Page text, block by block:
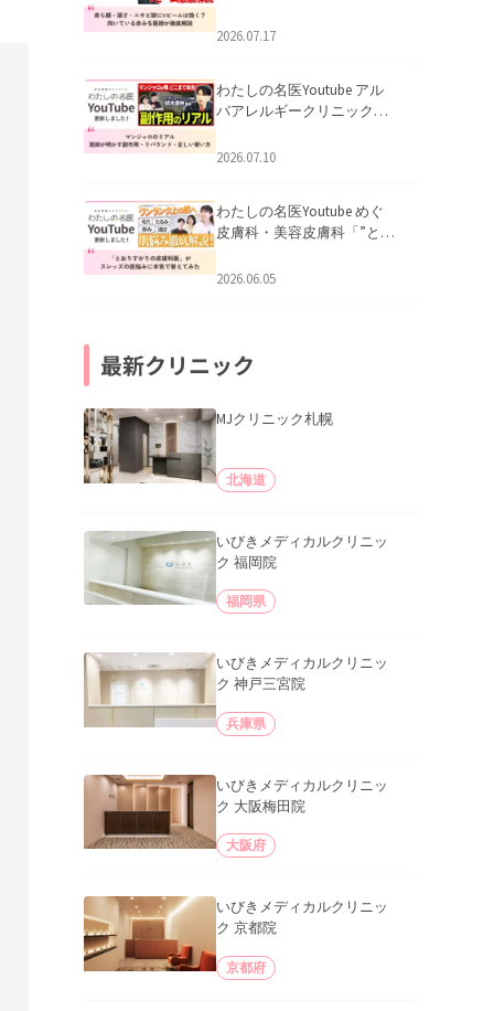
跡にVビームは効く？向いて
2026.07.17
わたしの名医Youtube アル
バアレルギークリニック札
医師が明かす副作用・リバ
2026.07.10
わたしの名医Youtube めぐ
皮膚科・美容皮膚科「”とお
ッズの肌悩みに本気で答え
2026.06.05
最新クリニック
MJクリニック札幌
北海道
いびきメディカルクリニッ
ク 福岡院
福岡県
いびきメディカルクリニッ
ク 神戸三宮院
兵庫県
いびきメディカルクリニッ
ク 大阪梅田院
大阪府
いびきメディカルクリニッ
ク 京都院
京都府